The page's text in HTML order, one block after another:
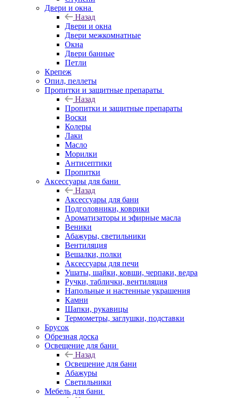
Двери и окна
Назад
Двери и окна
Двери межкомнатные
Окна
Двери банные
Петли
Крепеж
Опил, пеллеты
Пропитки и защитные препараты
Назад
Пропитки и защитные препараты
Воски
Колеры
Лаки
Масло
Морилки
Антисептики
Пропитки
Аксессуары для бани
Назад
Аксессуары для бани
Подголовники, коврики
Ароматизаторы и эфирные масла
Веники
Абажуры, светильники
Вентиляция
Вешалки, полки
Аксессуары для печи
Ушаты, шайки, ковши, черпаки, ведра
Ручки, таблички, вентиляция
Напольные и настенные украшения
Камни
Шапки, рукавицы
Термометры, заглушки, подставки
Брусок
Обрезная доска
Освещение для бани
Назад
Освещение для бани
Абажуры
Светильники
Мебель для бани